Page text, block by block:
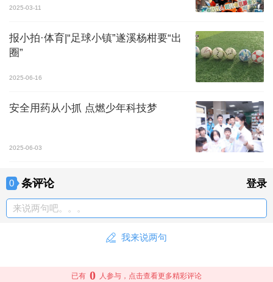
2025-03-11
报小拍·体育|“足球小镇”遂溪杨柑要“出
圈”
2025-06-16
安全用药从小抓 点燃少年科技梦
2025-06-03
0 条评论 登录
来说两句吧。。。
我来说两句
已有 0 人参与，点击查看更多精彩评论